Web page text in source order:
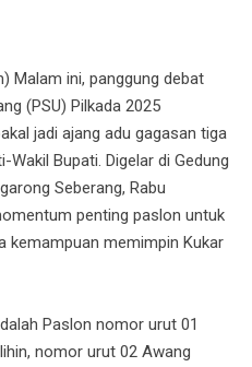
Malam ini, panggung debat
(PSU) Pilkada 2025
jadi ajang adu gagasan tiga
Bupati. Digelar di Gedung
Seberang, Rabu
penting paslon untuk
kemampuan memimpin Kukar
Paslon nomor urut 01
nomor urut 02 Awang